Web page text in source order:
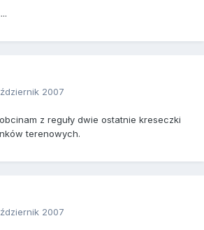
2007
z reguły dwie ostatnie kreseczki
terenowych.
2007